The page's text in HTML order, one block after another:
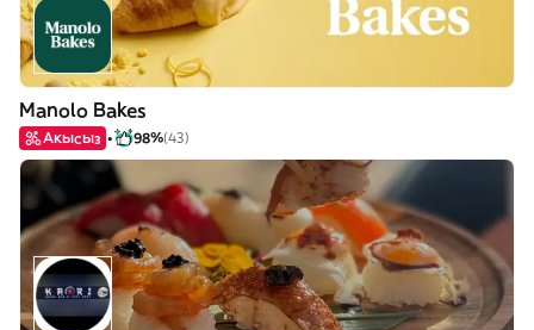
Manolo Bakes
Акысыз 98%(43)